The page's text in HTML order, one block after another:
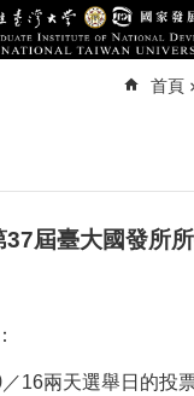
首頁
37屆臺大國發所
16兩天選舉日的投